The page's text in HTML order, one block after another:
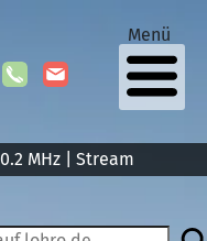
MHz | Stream
Menü